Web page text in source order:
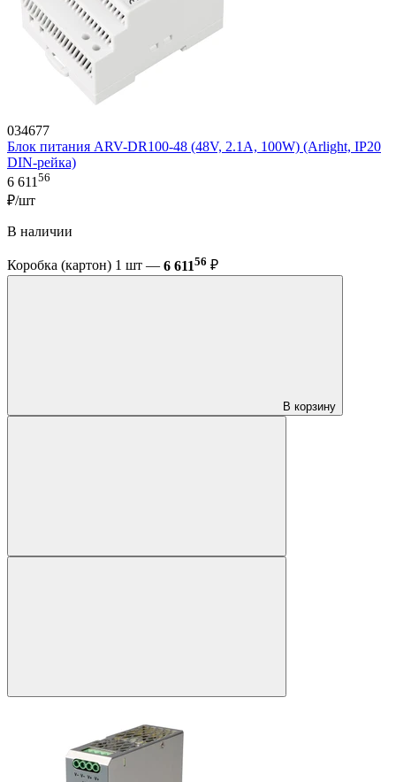
034677
Блок питания ARV-DR100-48 (48V, 2.1A, 100W) (Arlight, IP20
DIN-рейка)
6 61156
₽/шт
В наличии
Коробка (картон) 1 шт — 6 61156 ₽
В корзину